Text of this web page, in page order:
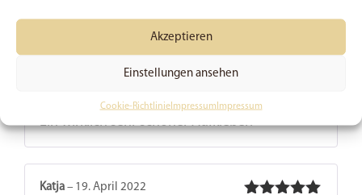
Akzeptieren
Einstellungen ansehen
Cookie-RichtlinieImpressum Impressum
2 Bewertungen für5x Coffee
with Jesus – Sticker
Bewertet
mit5von 5
Ein wirklich sehr schöner Aufkleber!️
Katja – 19. April 2022